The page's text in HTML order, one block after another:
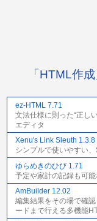
「HTML作
ez-HTML 7.71
文法仕様に則った“正し
エディタ
Xenu's Link Sleuth 1.3.8
シンプルで使いやすい
ゆらめきのひび 1.71
予定や家計の記録も可
AmBuilder 12.02
編集結果をその場で確
ードまで行える多機能